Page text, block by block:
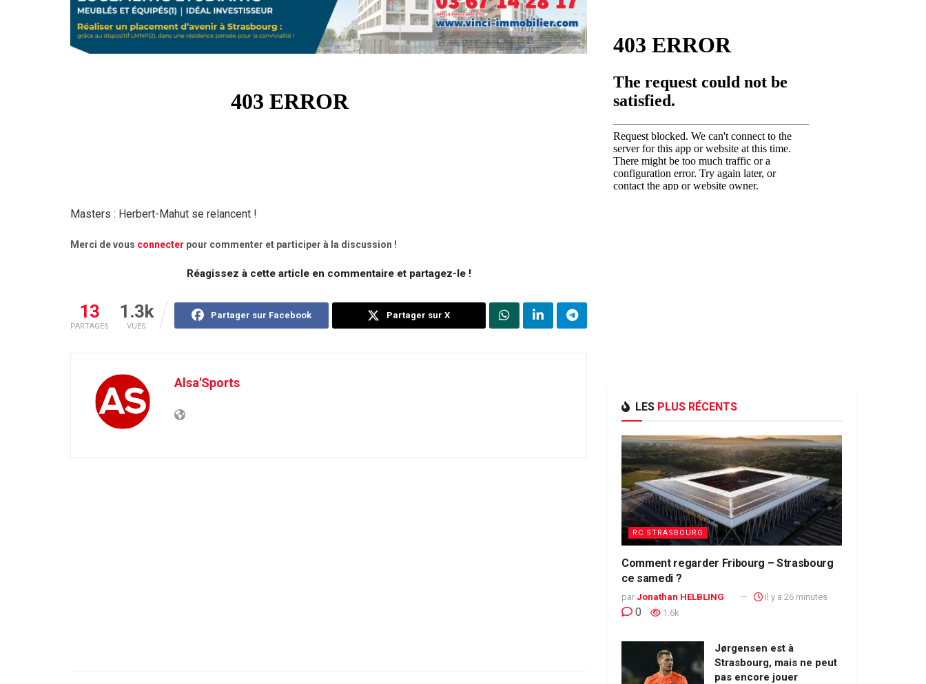
Masters : Herbert-Mahut se relancent !
Merci de vous connecter pour commenter et participer à la discussion !
Réagissez à cette article en commentaire et partagez-le !
13
PARTAGES
1.3k
VUES
Partager sur Facebook Partager sur X
Alsa'Sports
LES PLUS RÉCENTS
RC STRASBOURG
Comment regarder Fribourg – Strasbourg
ce samedi ?
par Jonathan HELBLING il y a 26 minutes
0 1.6k
Jørgensen est à
Strasbourg, mais ne peut
pas encore jouer